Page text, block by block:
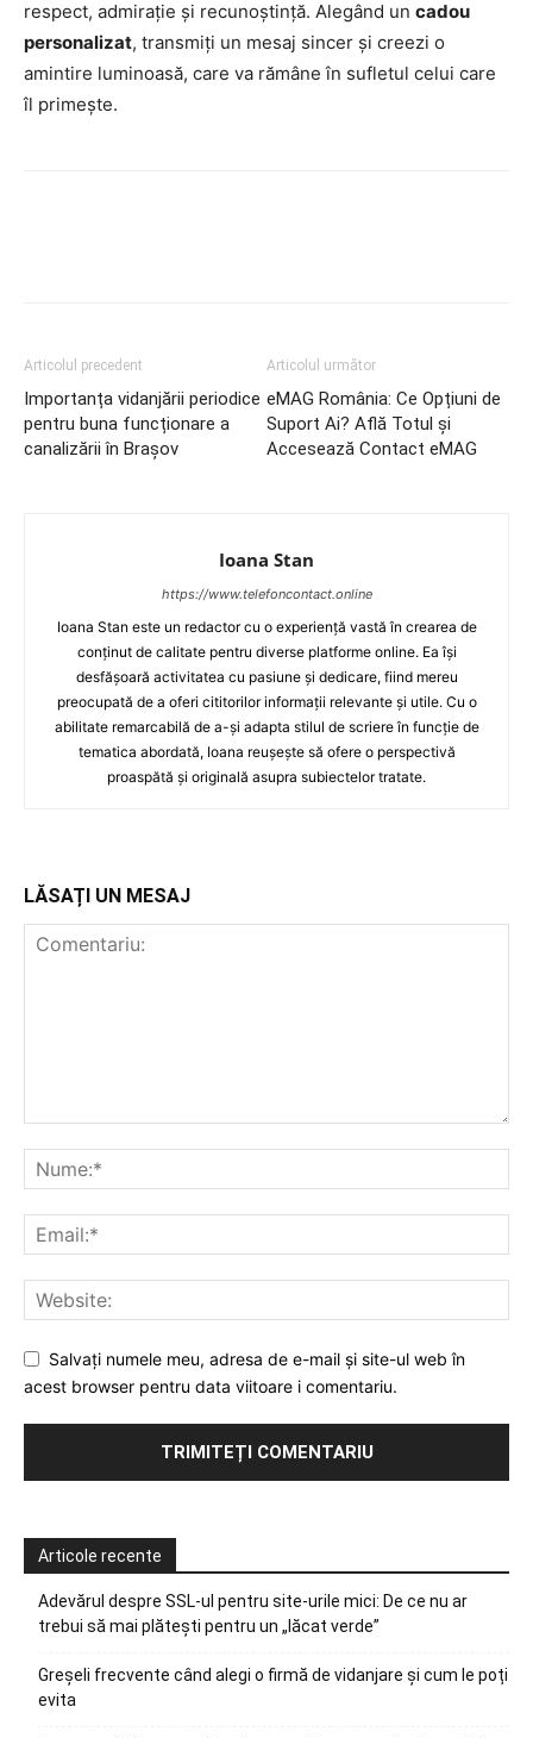
respect, admirație și recunoștință. Alegând un cadou
personalizat, transmiți un mesaj sincer și creezi o
amintire luminoasă, care va rămâne în sufletul celui care
îl primește.
Articolul precedent
Importanța vidanjării periodice
pentru buna funcționare a
canalizării în Brașov
Articolul următor
eMAG România: Ce Opțiuni de
Suport Ai? Află Totul și
Accesează Contact eMAG
Ioana Stan
https://www.telefoncontact.online
Ioana Stan este un redactor cu o experiență vastă în crearea de
conținut de calitate pentru diverse platforme online. Ea își
desfășoară activitatea cu pasiune și dedicare, fiind mereu
preocupată de a oferi cititorilor informații relevante și utile. Cu o
abilitate remarcabilă de a-și adapta stilul de scriere în funcție de
tematica abordată, Ioana reușește să ofere o perspectivă
proaspătă și originală asupra subiectelor tratate.
LĂSAȚI UN MESAJ
Salvați numele meu, adresa de e-mail și site-ul web în
acest browser pentru data viitoare i comentariu.
Articole recente
Adevărul despre SSL-ul pentru site-urile mici: De ce nu ar
trebui să mai plătești pentru un „lăcat verde”
Greșeli frecvente când alegi o firmă de vidanjare și cum le poți
evita